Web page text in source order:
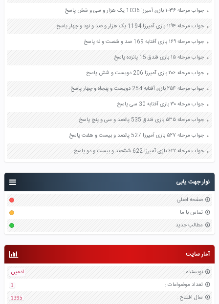
نوار جهت یابی
صفحه اصلی
تماس با ما
مطالب جدید
آمار سایت
نویسنده :
ادمین
تعداد موضواعات :
1
سال افتتاح :
1395
جواب مرحله ۱۰۳۶ بازی آمیرزا 1036 یک هزار و سی و شش پاسخ
جواب مرحله ۱۱۹۴ بازی آمیرزا 1194 یک هزار و صد و نود و چهار پاسخ
جواب مرحله ۱۶۹ بازی آفتابه 169 صد و شصت و نه پاسخ
جواب مرحله ۱۵ بازی فندق 15 پانزده پاسخ
جواب مرحله ۲۰۶ بازی آمیرزا 206 دویست و شش پاسخ
جواب مرحله ۲۵۴ بازی آفتابه 254 دویست و پنجاه و چهار پاسخ
جواب مرحله ۳۰ بازی آفتابه 30 سی پاسخ
جواب مرحله ۵۳۵ بازی فندق 535 پانصد و سی و پنج پاسخ
جواب مرحله ۵۲۷ بازی آمیرزا 527 پانصد و بیست و هفت پاسخ
جواب مرحله ۶۲۲ بازی آمیرزا 622 ششصد و بیست و دو پاسخ